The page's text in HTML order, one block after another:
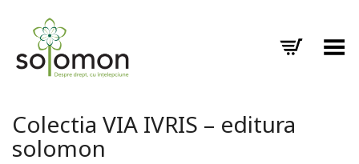
Toggle Menu
Colectia VIA IVRIS – editura
solomon